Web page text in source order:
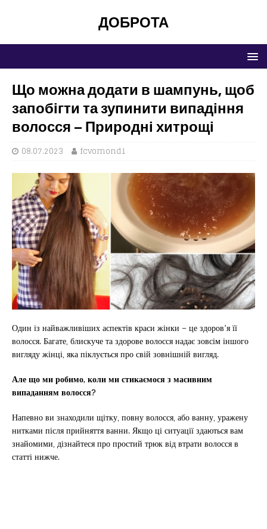
ДОБРОТА
Що можна додати в шампунь, щоб
запобігти та зупинити випадіння
волосся – Природні хитрощі
08.07.2023 fcvomond1
Один із найважливіших аспектів краси жінки – це здоров’я її
волосся. Багате, блискуче та здорове волосся надає зовсім іншого
вигляду жінці, яка піклується про свій зовнішній вигляд.
Але що ми робимо, коли ми стикаємося з масивним
випаданням волосся?
Напевно ви знаходили щітку, повну волосся, або ванну, уражену
нитками після прийняття ванни. Якщо ці ситуації здаються вам
знайомими, дізнайтеся про простий трюк від втрати волосся в
статті нижче.